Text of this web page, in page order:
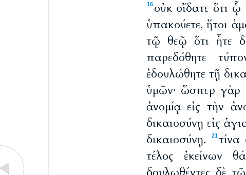
16 οὐκ οἴδατε ὅτι
ὑπακούετε, ἤτοι
τῷ θεῷ ὅτι ἦτε
παρεδόθητε
ἐδουλώθητε τῇ
ὑμῶν· ὥσπερ γὰρ
ἀνομίᾳ εἰς τὴν
δικαιοσύνῃ εἰς
δικαιοσύνῃ.
21
τέλος ἐκείνων